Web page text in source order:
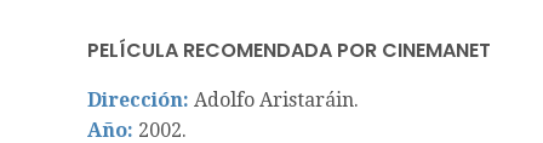
PELÍCULA RECOMENDADA POR CINEMANET
Dirección: Adolfo Aristaráin.
Año: 2002.